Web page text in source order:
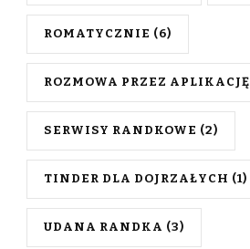
ROMATYCZNIE (6)
ROZMOWA PRZEZ APLIKACJĘ
SERWISY RANDKOWE (2)
TINDER DLA DOJRZAŁYCH (1)
UDANA RANDKA (3)